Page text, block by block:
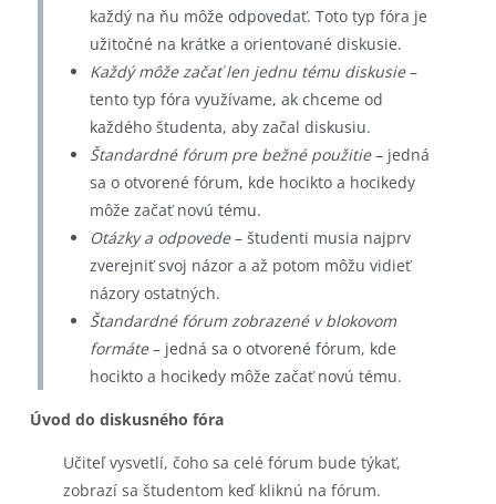
každý na ňu môže odpovedať. Toto typ fóra je
užitočné na krátke a orientované diskusie.
Každý môže začať len jednu tému diskusie–
tento typ fóra využívame, ak chceme od
každého študenta, aby začal diskusiu.
Štandardné fórum pre bežné použitie– jedná
sa o otvorené fórum, kde hocikto a hocikedy
môže začať novú tému.
Otázky a odpovede– študenti musia najprv
zverejniť svoj názor a až potom môžu vidieť
názory ostatných.
Štandardné fórum zobrazené v blokovom
formáte– jedná sa o otvorené fórum, kde
hocikto a hocikedy môže začať novú tému.
Úvod do diskusného fóra
Učiteľ vysvetlí, čoho sa celé fórum bude týkať,
zobrazí sa študentom keď kliknú na fórum.